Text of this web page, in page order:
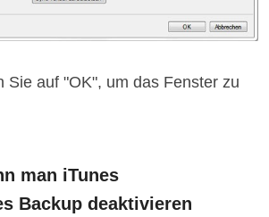
Sie auf "OK", um das Fenster zu
man iTunes
Backup deaktivieren